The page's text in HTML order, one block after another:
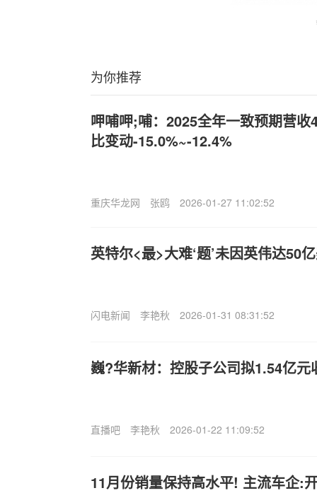
为你推荐
呷哺呷;哺：2025全年一致预期营
比变动-15.0%~-12.4%
重庆华龙网 张鸥 2026-01-27 11:02:52
英特尔<最>大难‘题’未因英伟达50
闪电新闻 李艳秋 2026-01-31 08:31:52
巍?华新材：控股子公司拟1.54亿元
直播吧 李艳秋 2026-01-22 11:09:52
11月份销量保持高水平! 主流车企: